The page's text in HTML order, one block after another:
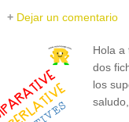
Dejar un comentario
Hola a
dos
los